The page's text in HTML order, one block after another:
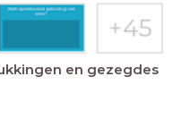
en gezegdes